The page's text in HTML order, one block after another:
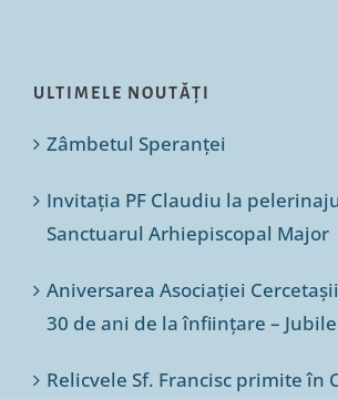
ULTIMELE NOUTĂȚI
Zâmbetul Speranței
Invitația PF Claudiu la
Sanctuarul Arhiepiscopal Major
Aniversarea Asociației
30 de ani de la înființare –
Relicvele Sf. Francisc primite în